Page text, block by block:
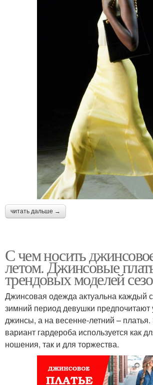
читать дальше →
С чем носить
летом. Джинсовые
трендовых моделей
Джинсовая одежда актуальна каждый
зимний период девушки
джинсы, а на весенне-летний –
вариант гардероба используется как
ношения, так и для торжества.